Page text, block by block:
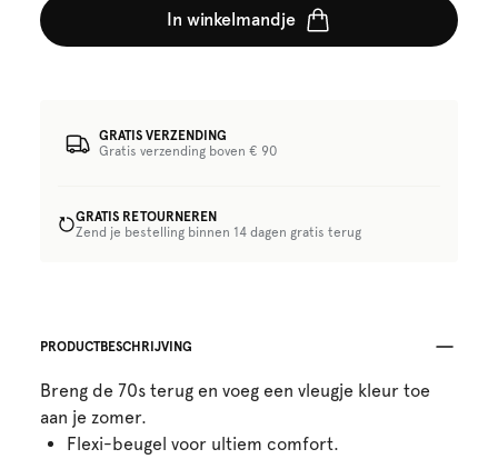
In winkelmandje
GRATIS VERZENDING
Gratis verzending boven € 90
GRATIS RETOURNEREN
Zend je bestelling binnen 14 dagen gratis terug
PRODUCTBESCHRIJVING
Breng de 70s terug en voeg een vleugje kleur toe
aan je zomer.
Flexi-beugel voor ultiem comfort.